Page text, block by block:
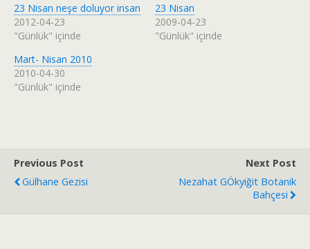
23 Nisan neşe doluyor insan
2012-04-23
"Günlük" içinde
23 Nisan
2009-04-23
"Günlük" içinde
Mart- Nisan 2010
2010-04-30
"Günlük" içinde
Previous Post
Gülhane Gezisi
Next Post
Nezahat GÖkyiğit Botanik
Bahçesi